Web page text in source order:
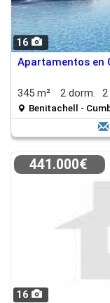
16
Apartamentos en
345 m² 2 dorm. 2
Benitachell -
16
441.000€